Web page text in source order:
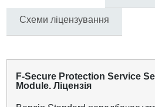
Схеми ліцензування
F-Secure Protection Service
Module. Ліцензія